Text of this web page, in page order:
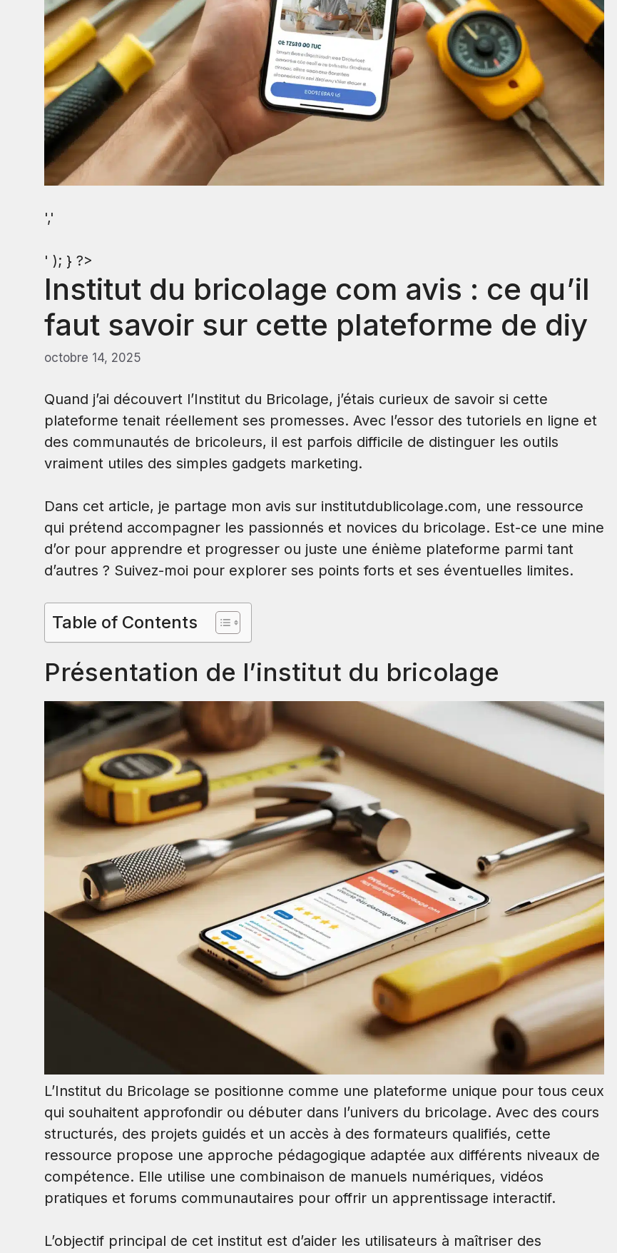
','
' ); } ?>
Institut du bricolage com avis : ce qu’il
faut savoir sur cette plateforme de diy
octobre 14, 2025
Quand j’ai découvert l’Institut du Bricolage, j’étais curieux de savoir si cette
plateforme tenait réellement ses promesses. Avec l’essor des tutoriels en ligne et
des communautés de bricoleurs, il est parfois difficile de distinguer les outils
vraiment utiles des simples gadgets marketing.
Dans cet article, je partage mon avis sur institutdublicolage.com, une ressource
qui prétend accompagner les passionnés et novices du bricolage. Est-ce une mine
d’or pour apprendre et progresser ou juste une énième plateforme parmi tant
d’autres ? Suivez-moi pour explorer ses points forts et ses éventuelles limites.
Table of Contents
Présentation de l’institut du bricolage
L’Institut du Bricolage se positionne comme une plateforme unique pour tous ceux
qui souhaitent approfondir ou débuter dans l’univers du bricolage. Avec des cours
structurés, des projets guidés et un accès à des formateurs qualifiés, cette
ressource propose une approche pédagogique adaptée aux différents niveaux de
compétence. Elle utilise une combinaison de manuels numériques, vidéos
pratiques et forums communautaires pour offrir un apprentissage interactif.
L’objectif principal de cet institut est d’aider les utilisateurs à maîtriser des